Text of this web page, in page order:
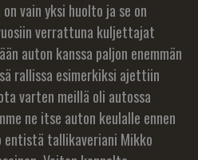
vain yksi huolto ja se on
verrattuna kuljettajat
auton kanssa paljon enemmän
rallissa esimerkiksi ajettiin
varten meillä oli autossa
ne itse auton keulalle ennen
tallikaveriani Mikko